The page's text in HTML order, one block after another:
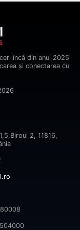
încă din anul 2025
și conectarea cu
2, 11816,